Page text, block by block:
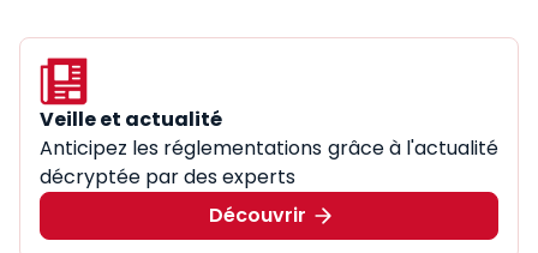
Veille et actualité
Anticipez les réglementations grâce à l'actualité
décryptée par des experts
Découvrir